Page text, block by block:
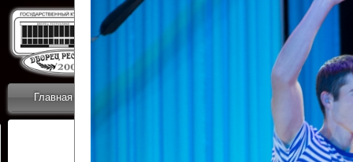
Главная Новости
ОТЧЕТЫ ГКЦ